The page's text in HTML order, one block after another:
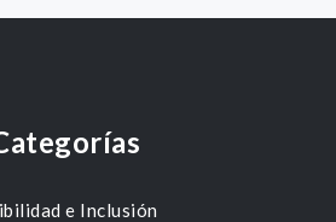
e Inclusión